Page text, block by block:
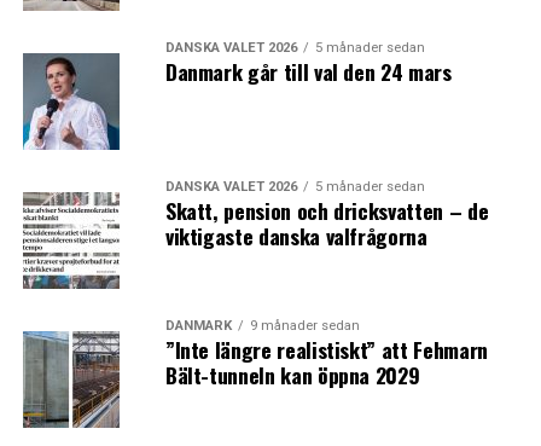
DANSKA VALET 2026 5 månader sedan
Danmark går till val den 24 mars
DANSKA VALET 2026 5 månader sedan
Skatt, pension och dricksvatten – de
viktigaste danska valfrågorna
DANMARK 9 månader sedan
”Inte längre realistiskt” att Fehmarn
Bält-tunneln kan öppna 2029